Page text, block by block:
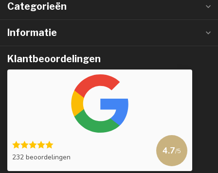
Categorieën
Informatie
Klantbeoordelingen
232 beoordelingen
4.7/5